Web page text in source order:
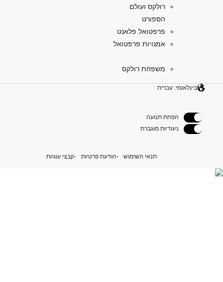
רולקס ועולם
הספורט
פרפטואל פלאנט
אמנויות פרפטואל
משפחת רולקס
בינלאומי: עברית
הפחת תנועה
ניגודיות מוגברת
תנאי השימוש הודעת פרטיות קבצי עוגיות